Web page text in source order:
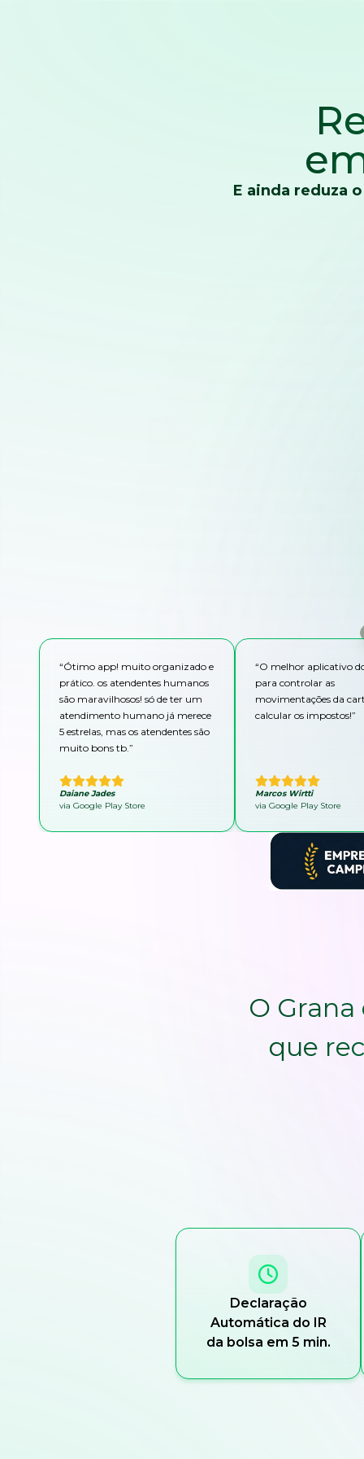
E ainda reduza
“Ótimo app! muito organizado e
prático. os atendentes humanos
são maravilhosos! só de ter um
atendimento humano já merece
5 estrelas, mas os atendentes são
muito bons tb.”
Daiane Jades
via Google Play Store
“O melhor aplicativo
para controlar as
movimentações da
calcular os impostos!”
Marcos Wirtti
via Google Play Store
O
que
Declaração
Automática do IR
da bolsa em 5 min.